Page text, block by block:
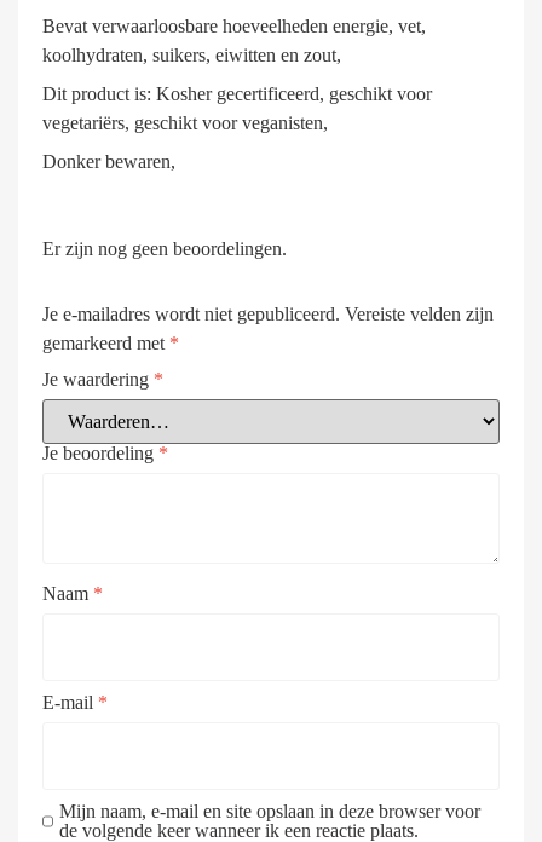
Bevat verwaarloosbare hoeveelheden energie, vet,
koolhydraten, suikers, eiwitten en zout,
Dit product is: Kosher gecertificeerd, geschikt voor
vegetariërs, geschikt voor veganisten,
Donker bewaren,
Er zijn nog geen beoordelingen.
Je e-mailadres wordt niet gepubliceerd. Vereiste velden zijn
gemarkeerd met *
Je waardering *
Je beoordeling *
Naam *
E-mail *
Mijn naam, e-mail en site opslaan in deze browser voor
de volgende keer wanneer ik een reactie plaats.